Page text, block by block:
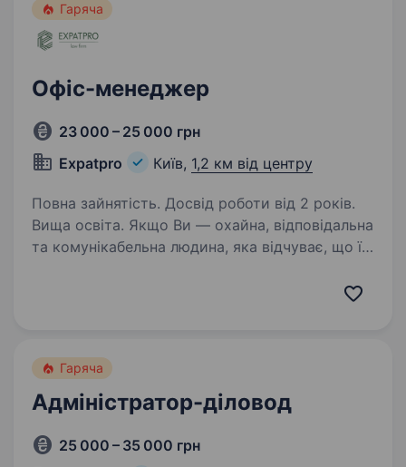
Гаряча
Офіс-менеджер
23 000 – 25 000 грн
Expatpro
Київ, 1,2 км від центру
Повна зайнятість. Досвід роботи від 2 років.
Вища освіта. Якщо Ви — охайна, відповідальна
та комунікабельна людина, яка відчуває, що її
Гаряча
Адміністратор-діловод
25 000 – 35 000 грн